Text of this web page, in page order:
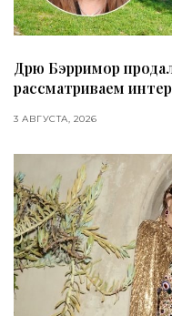
Дрю Бэрримор
рассматриваем
3 АВГУСТА, 2026